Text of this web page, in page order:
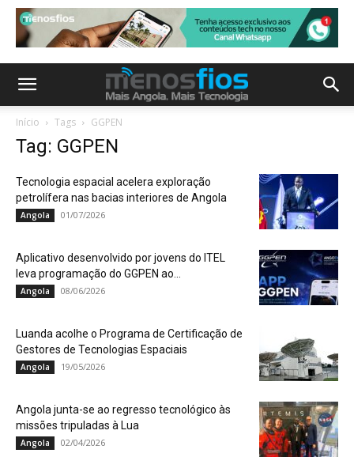
Início Tags GGPEN
Tag: GGPEN
Tecnologia espacial acelera exploração
petrolífera nas bacias interiores de Angola
Angola 01/07/2026
Aplicativo desenvolvido por jovens do ITEL
leva programação do GGPEN ao...
Angola 08/06/2026
Luanda acolhe o Programa de Certificação de
Gestores de Tecnologias Espaciais
Angola 19/05/2026
Angola junta-se ao regresso tecnológico às
missões tripuladas à Lua
Angola 02/04/2026